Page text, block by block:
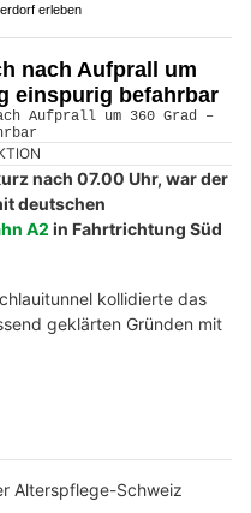
erleben
nach Aufprall um
einspurig befahrbar
nach 07.00 Uhr, war der
deutschen
A2 in Fahrtrichtung Süd
kollidierte das
geklärten Gründen mit